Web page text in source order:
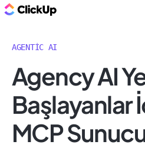
AGENTIC AI
Agency AI
Başlayanlar
MCP